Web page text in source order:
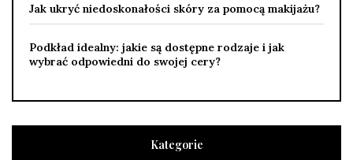
Jak ukryć niedoskonałości skóry za pomocą makijażu?
Podkład idealny: jakie są dostępne rodzaje i jak
wybrać odpowiedni do swojej cery?
Kategorie